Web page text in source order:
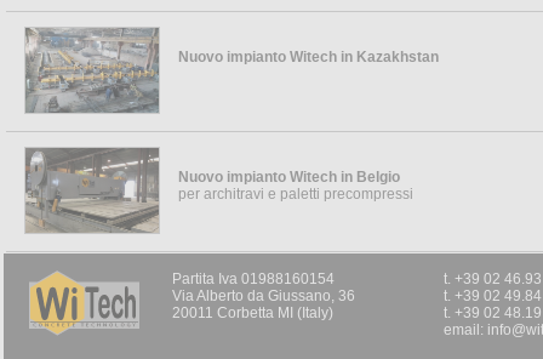
Paletti da Vigna e Architravi
...
Nuovo impianto Witech in Kazakhstan
Nuovo impianto Witech in Belgio
per architravi e paletti precompressi
Partita Iva 01988160154
Via Alberto da Giussano, 36
20011 Corbetta MI (Italy)
t. +39 02
t. +39 02
t. +39 02
email: